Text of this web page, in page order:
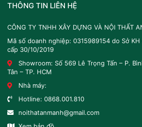
THÔNG TIN LIÊN HỆ
CÔNG TY TNHH XÂY DỰNG VÀ NỘI THẤT
Mã số doanh nghiệp: 0315989154 do Sở
cấp 30/10/2019
Showroom: Số 569 Lê Trọng Tấn – P.
Tân – TP. HCM
Nhà máy:
Hotline: 0868.001.810
noithatanmanh@gmail.com